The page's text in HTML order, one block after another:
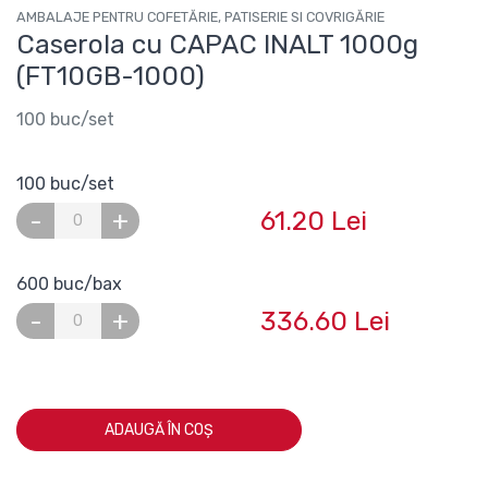
AMBALAJE PENTRU COFETĂRIE, PATISERIE SI COVRIGĂRIE
Caserola cu CAPAC INALT 1000g
(FT10GB-1000)
100 buc/set
100 buc/set
- + 61.20 Lei
600 buc/bax
- + 336.60 Lei
ADAUGĂ ÎN COȘ